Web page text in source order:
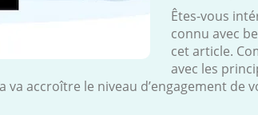
Êtes-vous
connu avec
cet article.
avec les
va accroître le niveau d’engagement de